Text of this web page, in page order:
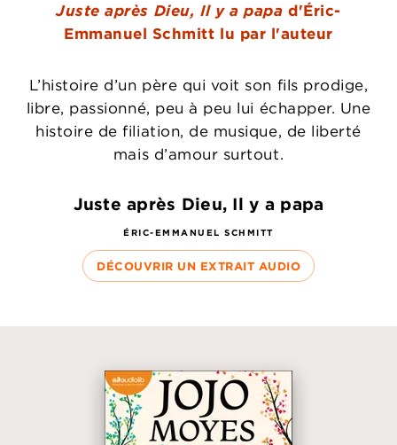
Juste après Dieu, Il y a papa d'Éric-
Emmanuel Schmitt lu par l'auteur
L’histoire d’un père qui voit son fils prodige,
libre, passionné, peu à peu lui échapper. Une
histoire de filiation, de musique, de liberté
mais d’amour surtout.
Juste après Dieu, Il y a papa
ÉRIC-EMMANUEL SCHMITT
DÉCOUVRIR UN EXTRAIT AUDIO